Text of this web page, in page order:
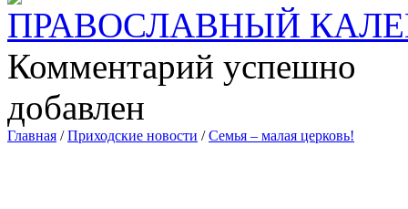
ПРАВОСЛАВНЫЙ
Комментарий успешно
добавлен
Главная /Приходские новости /Семья – малая церковь!